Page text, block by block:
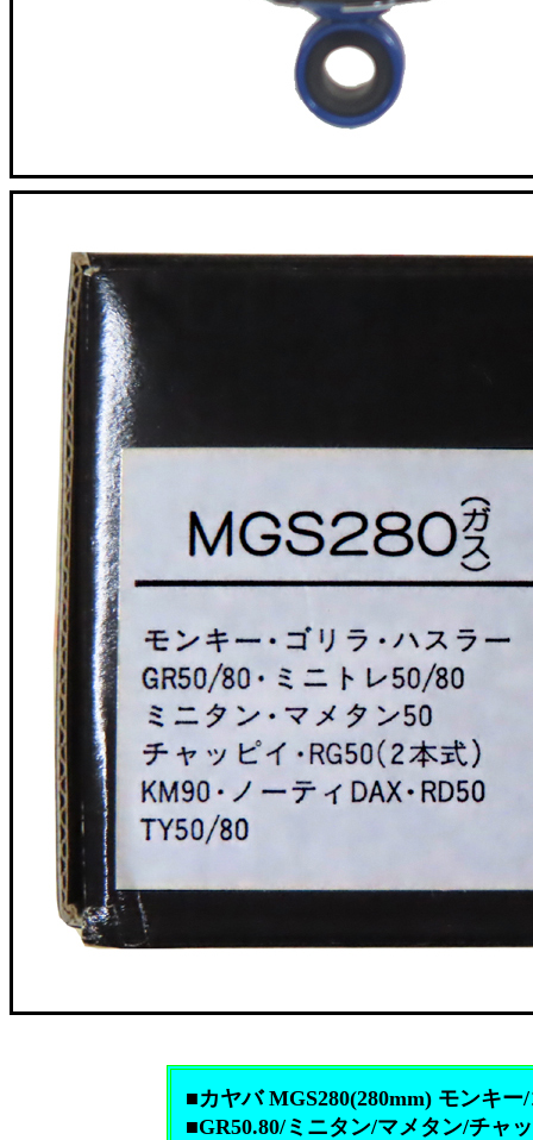
■カヤバ MGS280(280mm) モンキ
■GR50.80/ミニタン/マメタン/チャ